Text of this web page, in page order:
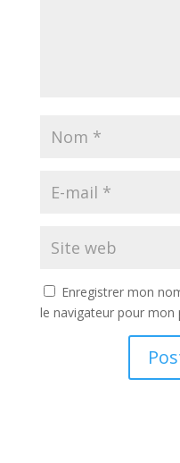
Enregistrer mon
le navigateur pour mon